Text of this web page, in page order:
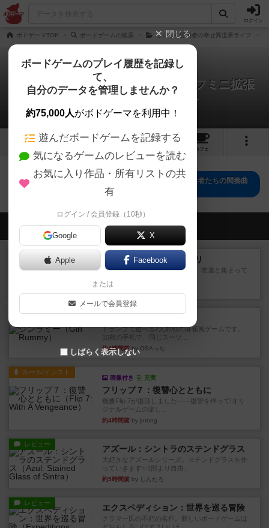
ログイン
ボドゲーマTOP ボードゲームの検索 らくらく冒険者の幸せ異世界ライフ
らくらく冒険者の幸せ異世界ライフミニ拡張
～冒険者たちの間奏曲～
0件の戦略やコツ
1
カフェ
らくらく冒険者の幸せ異世界ライフミニ拡張～冒険者たちの間奏曲
～のトップに戻る
会員の新しい投稿
レビュー ナンジャモンジャ・ミドリ
私は吃音を持っているのですが、友達と集まって
約2時間前
レビュー
トランプで遊べる2人対戦の麻雀風ゲームです。
10枚の手札で、同じスーツ...
約4時間前 by OSAっち
ルール/インスト
画像付き 充実
フリップ７：復讐心とともに
概要Flip 7が復活しました――復讐を伴って!オリ
ジナルゲームの楽し...
約4時間前 by jurong
レビュー アズール：シントラのステンドグラス
大好きなアズールシリーズ。ステンドグラスを作
っていきます✨1部より自由...
約5時間前 by しんたろ
レビュー エクスペディション：世界を巡る冒険
クラマー氏の不朽の名作。新しいボードゲームほ
閉じる
ボードゲームのプレイ履歴を記録し
て、
自分のデータを管理しませんか？
約75,000人がボドゲーマを利用中！
遊んだボードゲームを記録する
気になるゲームのレビューを読む
お気に入り作品・所有リストの共
有
ログイン / 会員登録（10秒）
Google X
Apple Facebook
または
メールで会員登録
しばらく表示しない